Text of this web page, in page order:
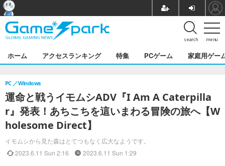
menu
search
ホーム アクセスランキング 特集 PCゲーム 家庭用ゲー
運命と戦うイモムシADV『I Am A Caterpilla
r』発表！あちこちを這いまわる冒険の旅へ【W
holesome Direct】
イモムシから見た森はとてつもなく広大なようです。
PC Windows
2023.6.11 Sun 2:16 2023.6.11 Sun 1:29